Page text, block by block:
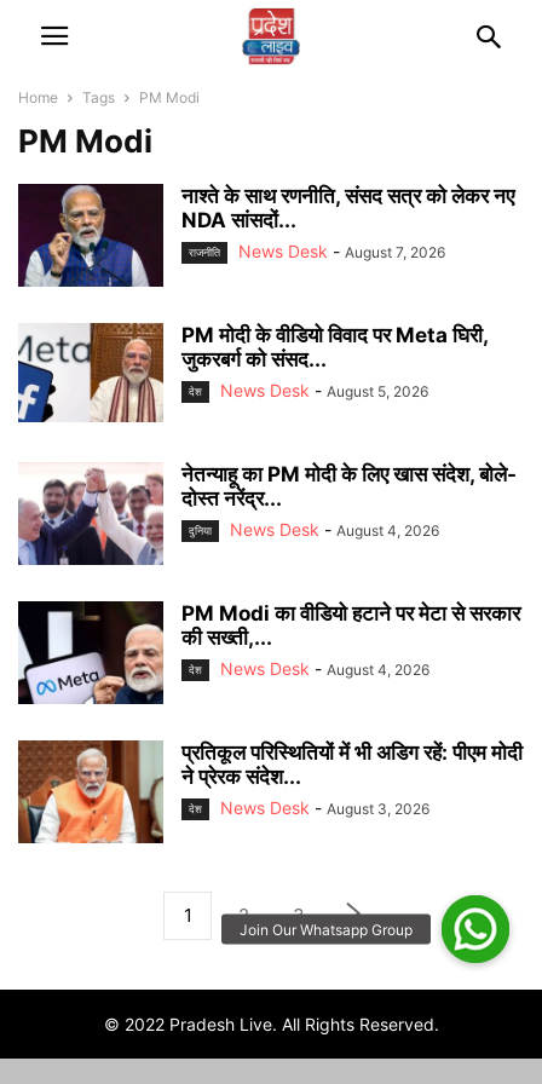
Home Tags PM Modi
PM Modi
नाश्ते के साथ रणनीति, संसद सत्र को लेकर नए
NDA सांसदों...
राजनीति News Desk - August 7, 2026
PM मोदी के वीडियो विवाद पर Meta घिरी,
जुकरबर्ग को संसद...
देश News Desk - August 5, 2026
नेतन्याहू का PM मोदी के लिए खास संदेश, बोले-
दोस्त नरेंद्र...
दुनिया News Desk - August 4, 2026
PM Modi का वीडियो हटाने पर मेटा से सरकार
की सख्ती,...
देश News Desk - August 4, 2026
प्रतिकूल परिस्थितियों में भी अडिग रहें: पीएम मोदी
ने प्रेरक संदेश...
देश News Desk - August 3, 2026
1 2 3
© 2022 Pradesh Live. All Rights Reserved.